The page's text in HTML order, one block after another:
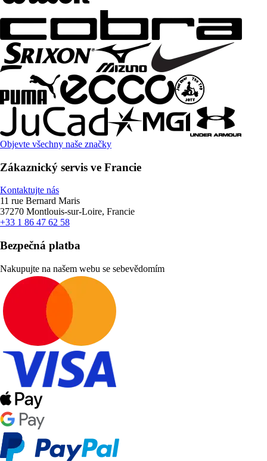
Objevte všechny naše značky
Zákaznický servis ve Francie
Kontaktujte nás
11 rue Bernard Maris
37270 Montlouis-sur-Loire, Francie
+33 1 86 47 62 58
Bezpečná platba
Nakupujte na našem webu se sebevědomím